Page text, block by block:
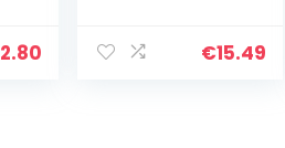
per doos incl. HS
€15.49